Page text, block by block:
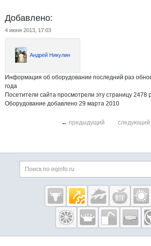
Добавлено:
4 июня 2013, 17:03
Андрей Никулин
Информация об оборудовании последний раз
года
Посетители сайта просмотрели эту страницу 2478
Оборудование добавлено 29 марта 2010
← предыдущий следующий
Дополнительная
Поиск
Cсылки на полезные
Eqinfo.ru —
пищевое
оборудование
и упаковка